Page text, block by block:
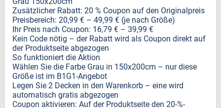
Zusätzlicher Rabatt: 20 % Coupon auf den Originalpreis
Preisbereich: 20,99 € – 49,99 € (je nach Größe)
Ihr Preis nach Coupon: 16,79 € – 39,99 €
Kein Code nötig – der Rabatt wird als Coupon direkt auf
der Produktseite abgezogen
So funktioniert die Aktion
Wählen Sie die Farbe Grau in 150x200cm – nur diese
Größe ist im B1G1-Angebot
Legen Sie 2 Decken in den Warenkorb – eine wird
automatisch gratis abgezogen
Coupon aktivieren: Auf der Produktseite den 20-%-